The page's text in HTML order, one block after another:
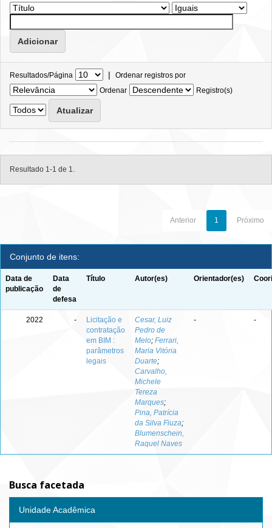
Resultados/Página | Ordenar registros por
Ordenar
Registro(s)
Resultado 1-1 de 1.
Anterior 1 Próximo
Conjunto de itens:
Data de
publicação
Data
de
defesa
Título Autor(es) Orientador(es)
2022 -
Licitação e
contratação
em BIM :
parâmetros
legais
Cesar, Luiz
Pedro de
Melo; Ferrari,
Maria Vitória
Duarte;
Carvalho,
Michele
Tereza
Marques;
Pina, Patrícia
da Silva Fiuza;
Blumenschein,
Raquel Naves
- -
Busca facetada
Unidade Acadêmica